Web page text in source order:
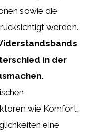
sowie die
werden.
in der
wie Komfort,
eine